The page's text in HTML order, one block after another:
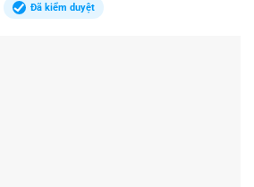
Đã kiểm duyệt